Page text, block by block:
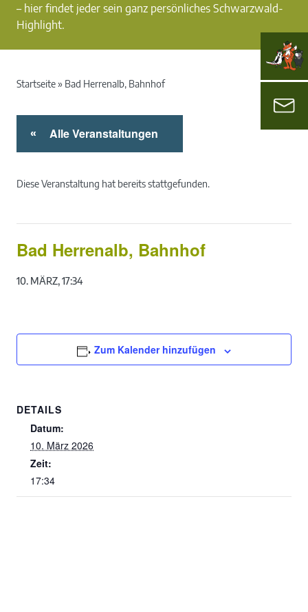
– hier findet jeder sein ganz persönliches Schwarzwald-
Highlight.
Startseite» Bad Herrenalb, Bahnhof
« Alle Veranstaltungen
Diese Veranstaltung hat bereits stattgefunden.
Bad Herrenalb, Bahnhof
10. MÄRZ, 17:34
Zum Kalender hinzufügen
DETAILS
Datum:
10. März 2026
Zeit:
17:34